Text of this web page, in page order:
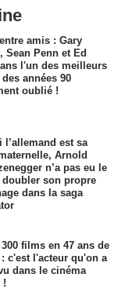
amis : Gary
Sean Penn et Ed
l'un des meilleurs
années 90
oublié !
l’allemand est sa
Arnold
n’a pas eu le
son propre
dans la saga
films en 47 ans de
c'est l'acteur qu'on a
dans le cinéma
!